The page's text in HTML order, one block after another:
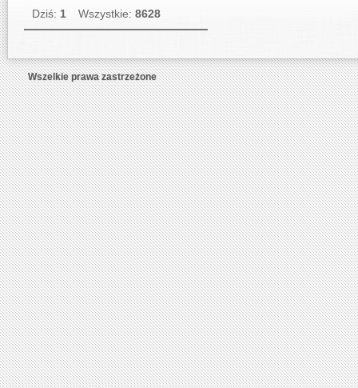
Dziś: 1 Wszystkie: 8628
Wszelkie prawa zastrzeżone